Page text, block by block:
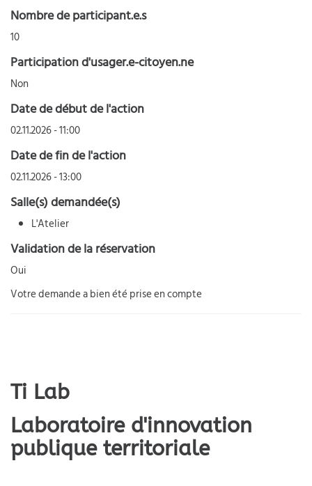
Nombre de participant.e.s
10
Participation d'usager.e-citoyen.ne
Non
Date de début de l'action
02.11.2026 - 11:00
Date de fin de l'action
02.11.2026 - 13:00
Salle(s) demandée(s)
L'Atelier
Validation de la réservation
Oui
Votre demande a bien été prise en compte
Ti Lab
Laboratoire d'innovation
publique territoriale